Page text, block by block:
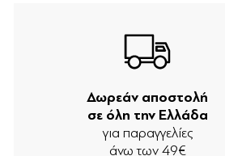
Δωρεάν αποστολή
σε όλη την Ελλάδα
για παραγγελίες
άνω των 49€